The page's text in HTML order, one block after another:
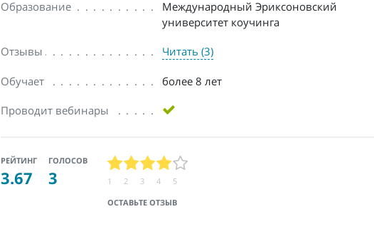
Образование
Международный Эриксоновский
университет коучинга
Отзывы Читать (3)
Обучает более 8 лет
Проводит вебинары
РЕЙТИНГ
3.67
ГОЛОСОВ
3
ОСТАВЬТЕ ОТЗЫВ
1 2 3 4 5